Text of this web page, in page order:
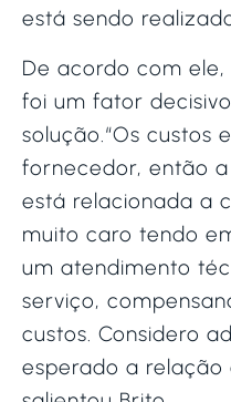
está sendo
De acordo com
foi um fator
solução.“Os custos
fornecedor, então
está relacionada a
muito caro tendo
um atendimento
serviço,
custos. Considero
esperado a relação